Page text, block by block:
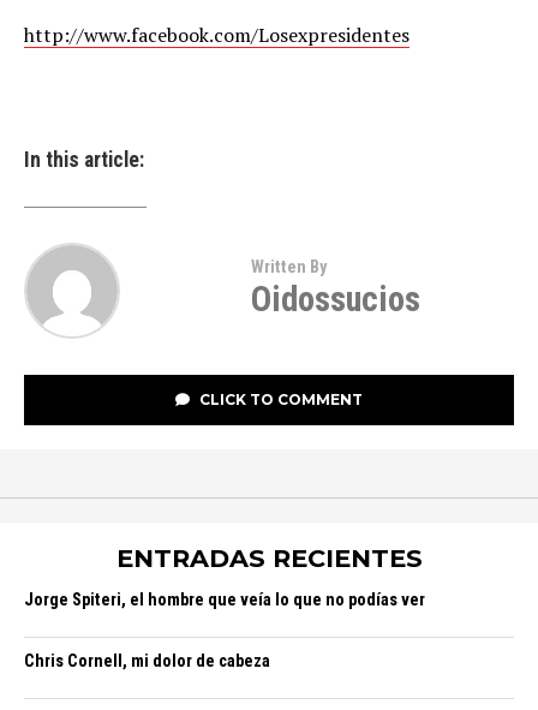
http://www.facebook.com/Losexpresidentes
In this article:
Written By
Oidossucios
CLICK TO COMMENT
ENTRADAS RECIENTES
Jorge Spiteri, el hombre que veía lo que no podías ver
Chris Cornell, mi dolor de cabeza